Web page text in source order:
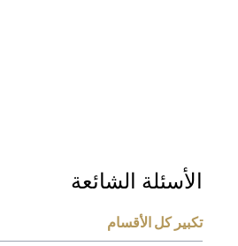
الأسئلة الشائعة
تكبير كل الأقسام